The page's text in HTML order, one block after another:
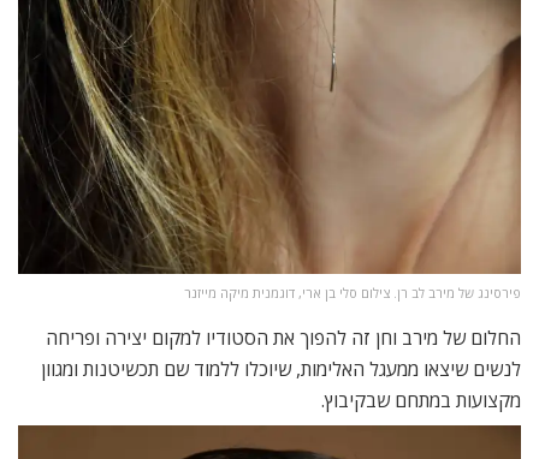
פירסינג של מירב לב רן. צילום סלי בן ארי, דוגמנית מיקה מייזנר
החלום של מירב וחן זה להפוך את הסטודיו למקום יצירה ופריחה
לנשים שיצאו ממעגל האלימות, שיוכלו ללמוד שם תכשיטנות ומגוון
מקצועות במתחם שבקיבוץ.